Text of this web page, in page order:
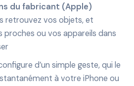
du fabricant (Apple)
retrouvez vos objets, et
proches ou vos appareils dans
d’un simple geste, qui le
à votre iPhone ou